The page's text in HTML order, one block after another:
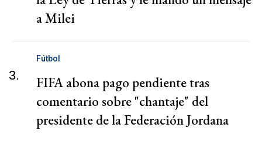
a Milei
3.
Fútbol
FIFA abona pago pendiente tras
comentario sobre "chantaje" del
presidente de la Federación Jordana